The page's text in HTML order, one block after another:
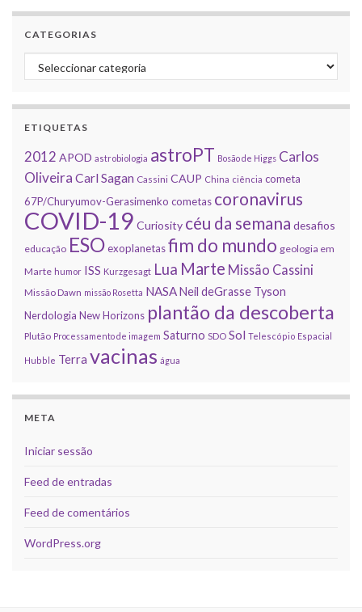
CATEGORIAS
Categorias
ETIQUETAS
2012 APOD astrobiologia astroPT Bosão de Higgs Carlos
Oliveira Carl Sagan Cassini CAUP China ciência cometa
67P/Churyumov-Gerasimenko cometas coronavirus
COVID-19 Curiosity céu da semana desafios
educação ESOexoplanetasfim do mundo geologia em
Marte humor ISS Kurzgesagt Lua Marte Missão Cassini
Missão Dawn missão Rosetta NASANeil deGrasse Tyson
Nerdologia New Horizons plantão da descoberta
Plutão Processamento de imagem Saturno SDO Sol Telescópio Espacial
Hubble Terra vacinas água
META
Iniciar sessão
Feed de entradas
Feed de comentários
WordPress.org